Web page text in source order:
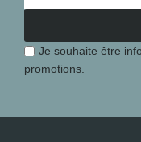
Je souhaite être
promotions.